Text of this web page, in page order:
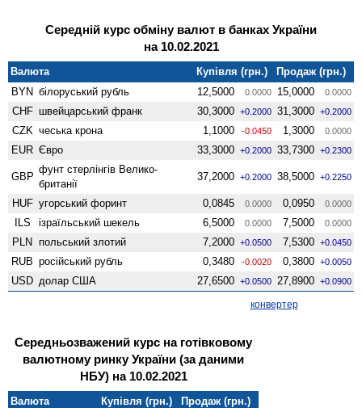
Середній курс обміну валют в банках України
на 10.02.2021
Валюта Купівля (грн.)
Продаж (грн.)
BYN білоруський рубль 12,5000 0.0000 15,0000 0.0000
CHF швейцарський франк 30,3000 +0.2000 31,3000 +0.2000
CZK чеська крона 1,1000 -0.0450 1,3000 0.0000
EUR Євро 33,3000 +0.2000 33,7300 +0.2300
GBP
фунт стерлінгів Велико­
британії
37,2000 +0.2000 38,5000 +0.2250
HUF угорський форинт 0,0845 0.0000 0,0950 0.0000
ILS ізраїльський шекель 6,5000 0.0000 7,5000 0.0000
PLN польський злотий 7,2000 +0.0500 7,5300 +0.0450
RUB російський рубль 0,3480 -0.0020 0,3800 +0.0050
USD долар США 27,6500 +0.0500 27,8900 +0.0900
конвертер
Середньозважений курс на готівковому
валютному ринку України (за даними
НБУ) на 10.02.2021
Валюта Купівля (грн.)
Продаж (грн.)